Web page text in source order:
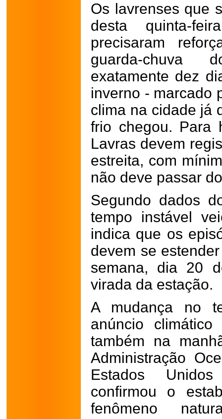
Os lavrenses que
desta quinta-
precisaram
guarda-chuva
exatamente dez
inverno - marcado
clima na cidade já
frio chegou. Para
Lavras devem
estreita, com
não deve passar
Segundo dados
tempo instável
indica que os
devem se
semana, dia 20
virada da estação.
A mudança no
anúncio
também na
Administração
Estados
confirmou o
fenômeno